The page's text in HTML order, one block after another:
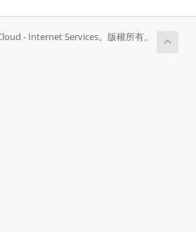
- Internet Services。版權所有。